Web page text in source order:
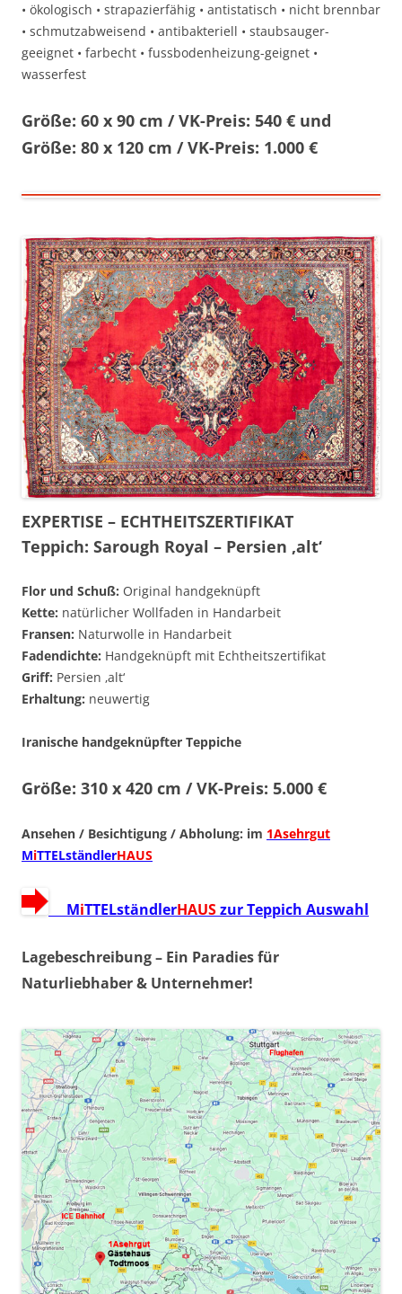
• ökologisch • strapazierfähig • antistatisch • nicht brennbar
• schmutzabweisend • antibakteriell • staubsauger-
geeignet • farbecht • fussbodenheizung-geignet •
wasserfest
Größe: 60 x 90 cm / VK-Preis: 540 € und
Größe: 80 x 120 cm / VK-Preis: 1.000 €
EXPERTISE – ECHTHEITSZERTIFIKAT
Teppich: Sarough Royal – Persien ‚alt‘
Flor und Schuß: Original handgeknüpft
Kette: natürlicher Wollfaden in Handarbeit
Fransen: Naturwolle in Handarbeit
Fadendichte: Handgeknüpft mit Echtheitszertifikat
Griff: Persien ‚alt‘
Erhaltung: neuwertig
Iranische handgeknüpfter Teppiche
Größe: 310 x 420 cm / VK-Preis: 5.000 €
Ansehen / Besichtigung / Abholung: im 1Asehrgut
MiTTELständlerHAUS
MiTTELständlerHAUSzur Teppich Auswahl
Lagebeschreibung – Ein Paradies für
Naturliebhaber & Unternehmer!